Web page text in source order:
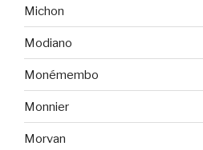
Michon
Modiano
Monémembo
Monnier
Morvan